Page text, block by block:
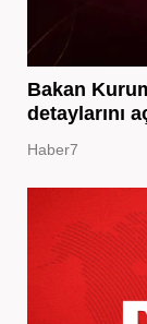
Bakan
detaylarını
Haber7